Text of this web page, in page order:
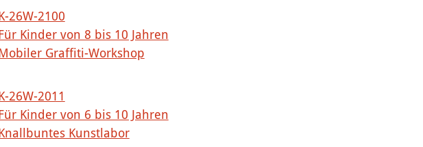
26W-2100
Kinder von 8 bis 10 Jahren
Graffiti-Workshop
26W-2011
Kinder von 6 bis 10 Jahren
Kunstlabor